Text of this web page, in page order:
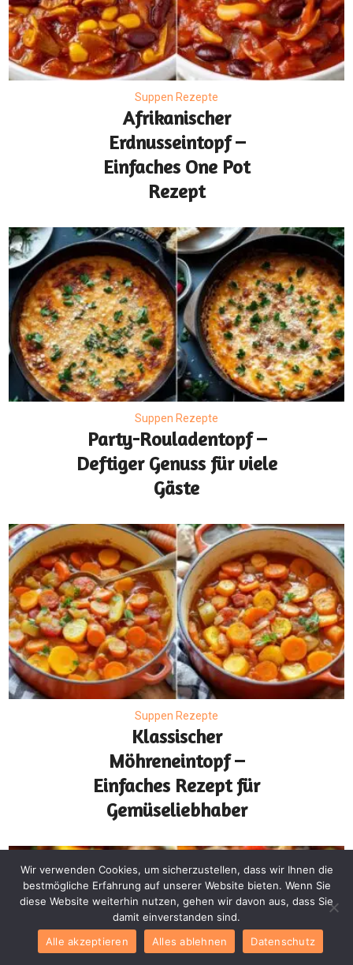
Suppen Rezepte
Afrikanischer
Erdnusseintopf –
Einfaches One Pot
Rezept
Suppen Rezepte
Party-Rouladentopf –
Deftiger Genuss für viele
Gäste
Suppen Rezepte
Klassischer
Möhreneintopf –
Einfaches Rezept für
Gemüseliebhaber
Wir verwenden Cookies, um sicherzustellen, dass wir Ihnen die
bestmögliche Erfahrung auf unserer Website bieten. Wenn Sie
diese Website weiterhin nutzen, gehen wir davon aus, dass Sie
damit einverstanden sind.
Alle akzeptieren
Alles ablehnen Datenschutz